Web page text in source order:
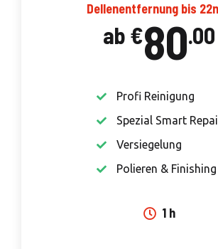
Dellenentfernung bis
ab €80.00
Profi Reinigung
Spezial Smart
Versiegelung
Polieren & Finishing
1 h